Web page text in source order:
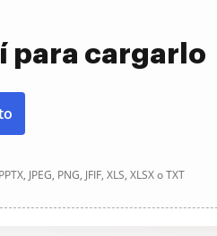
para cargarlo
JPEG, PNG, JFIF, XLS, XLSX o TXT